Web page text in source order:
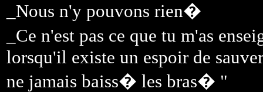
_Nous n'y pouvons rien�
_Ce n'est pas ce que tu m'as
lorsqu'il existe un espoir de
ne jamais baiss� les bras� "